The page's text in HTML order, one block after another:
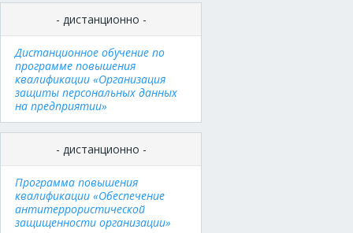
- дистанционно -
Дистанционное обучение по
программе повышения
квалификации «Организация
защиты персональных данных
на предприятии»
- дистанционно -
Программа повышения
квалификации «Обеспечение
антитеррористической
защищенности организации»